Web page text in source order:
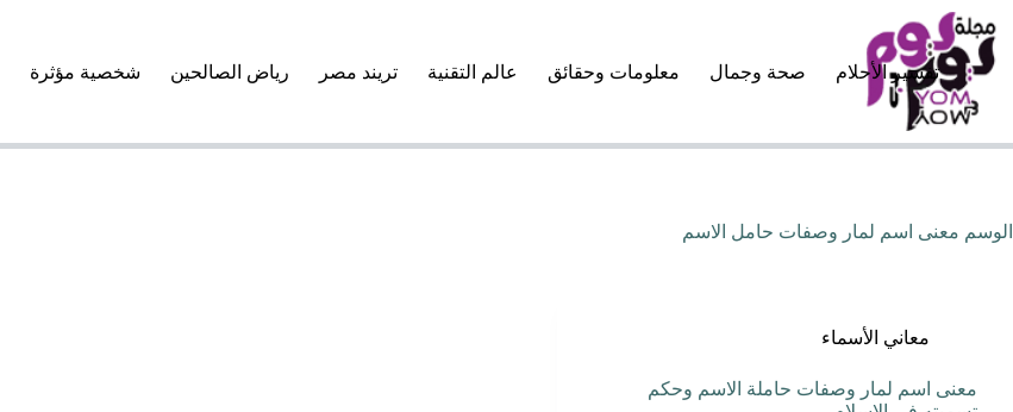
إلى
المحتوى
تفسير الأحلام صحة وجمال معلومات وحقائق عالم التقنية تريند مصر رياض الصالحين شخصية مؤثرة
الوسم معنى اسم لمار وصفات حامل الاسم
معاني الأسماء
معنى اسم لمار وصفات حاملة الاسم وحكم